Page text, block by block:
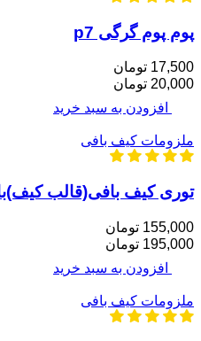
پوم پوم گرگی p7
17,500 تومان
20,000 تومان
افزودن به سبد خرید
ملزومات کیف بافی
توری کیف بافی(قالب کیف)با
155,000 تومان
195,000 تومان
افزودن به سبد خرید
ملزومات کیف بافی